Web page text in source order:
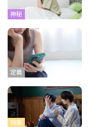
神秘
定義
特集